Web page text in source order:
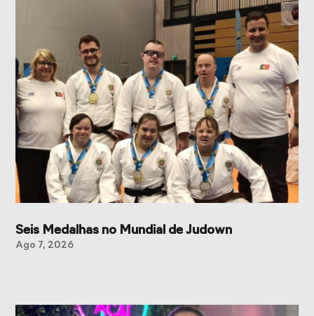
Seis Medalhas no Mundial de Judown
Ago 7, 2026